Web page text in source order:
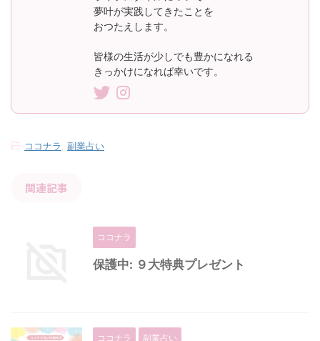
夢叶が実践してきたことを
おつたえします。
皆様の生活が少しでも豊かになれる
きっかけになれば幸いです。
ココナラ 副業占い
関連記事
ココナラ
保護中: ９大特典プレゼント
ココナラ 副業占い